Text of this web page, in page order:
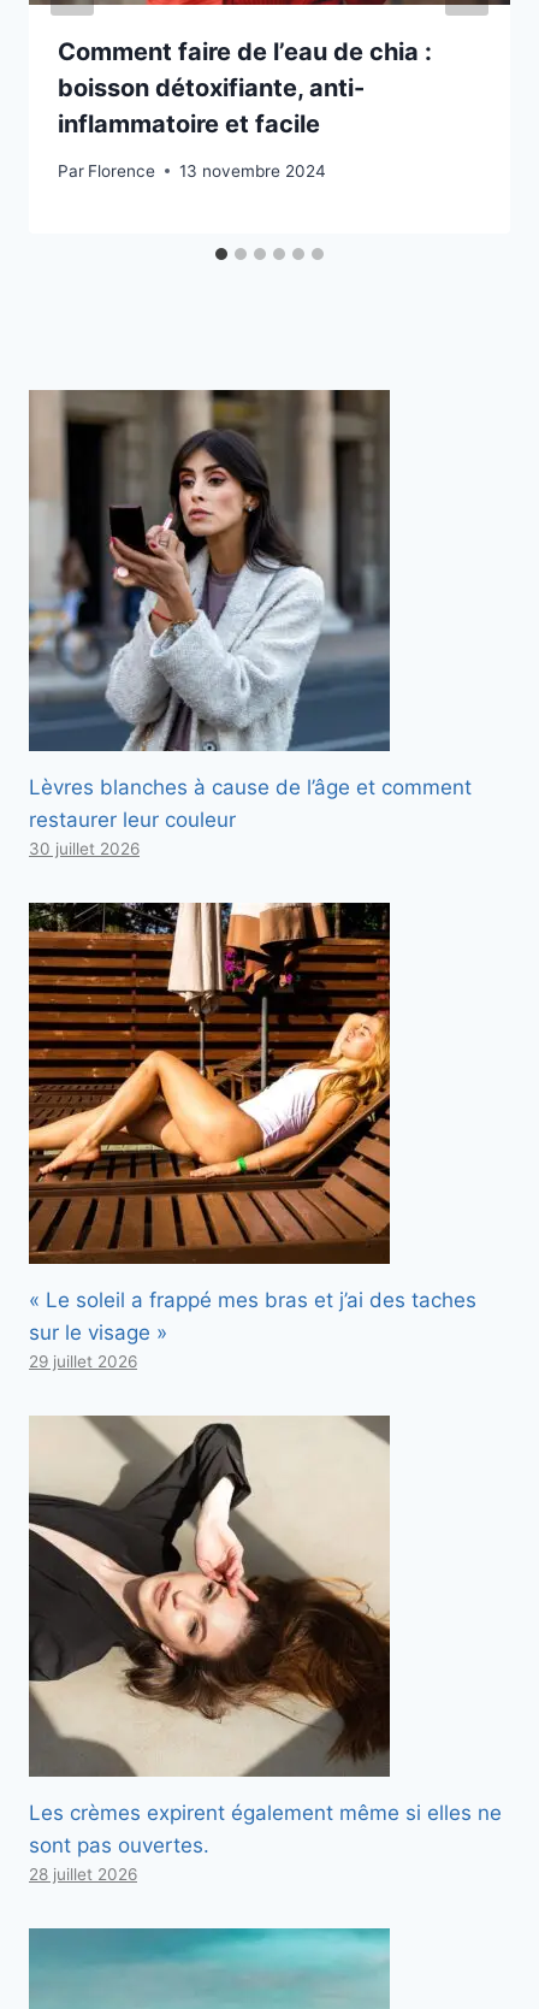
Comment faire de l’eau de chia :
boisson détoxifiante, anti-
inflammatoire et facile
Par Florence 13 novembre 2024
Lèvres blanches à cause de l’âge et comment
restaurer leur couleur
30 juillet 2026
« Le soleil a frappé mes bras et j’ai des taches
sur le visage »
29 juillet 2026
Les crèmes expirent également même si elles ne
sont pas ouvertes.
28 juillet 2026